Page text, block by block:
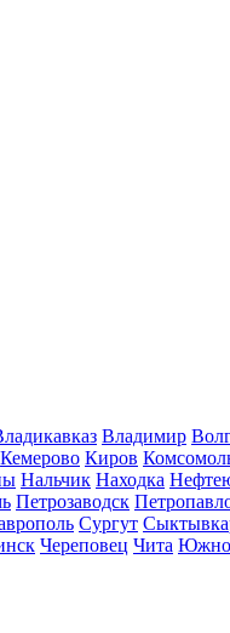
Владимир
Кемерово Киров
Нальчик Находка
Петрозаводск
Сургут
Череповец Чита